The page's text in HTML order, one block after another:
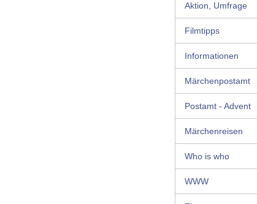
Aktion, Umfrage
Filmtipps
Informationen
Märchenpostamt
Postamt - Advent
Märchenreisen
Who is who
WWW